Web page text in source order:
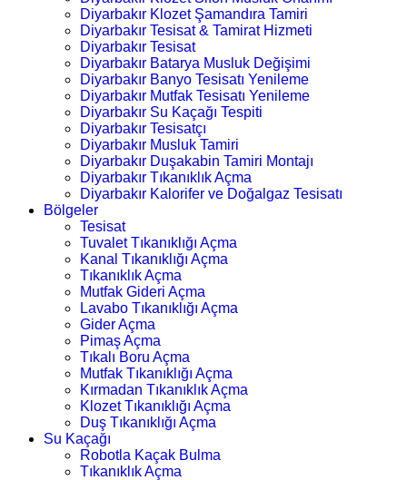
Diyarbakır Klozet Şamandıra Tamiri
Diyarbakır Tesisat & Tamirat Hizmeti
Diyarbakır Tesisat
Diyarbakır Batarya Musluk Değişimi
Diyarbakır Banyo Tesisatı Yenileme
Diyarbakır Mutfak Tesisatı Yenileme
Diyarbakır Su Kaçağı Tespiti
Diyarbakır Tesisatçı
Diyarbakır Musluk Tamiri
Diyarbakır Duşakabin Tamiri Montajı
Diyarbakır Tıkanıklık Açma
Diyarbakır Kalorifer ve Doğalgaz Tesisatı
Bölgeler
Tesisat
Tuvalet Tıkanıklığı Açma
Kanal Tıkanıklığı Açma
Tıkanıklık Açma
Mutfak Gideri Açma
Lavabo Tıkanıklığı Açma
Gider Açma
Pimaş Açma
Tıkalı Boru Açma
Mutfak Tıkanıklığı Açma
Kırmadan Tıkanıklık Açma
Klozet Tıkanıklığı Açma
Duş Tıkanıklığı Açma
Su Kaçağı
Robotla Kaçak Bulma
Tıkanıklık Açma